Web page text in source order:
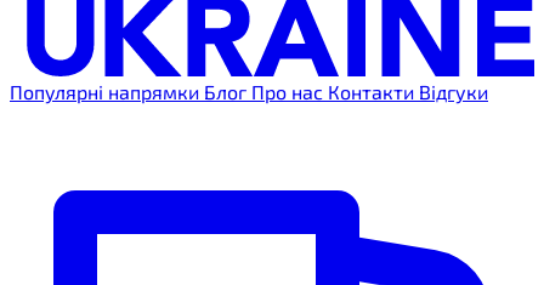
Популярні напрямки Блог Про нас Контакти Відгуки